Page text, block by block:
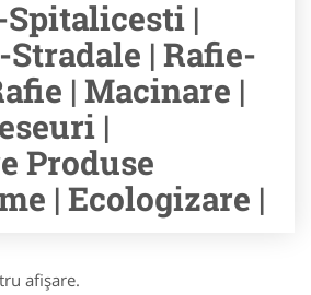
|
| Rafie-
| Macinare |
|
Produse
| Ecologizare |
afişare.